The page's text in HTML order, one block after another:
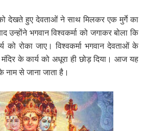
को देखते हुए देवताओं ने साथ मिलकर एक मुर्गे का
भगवान विश्वकर्मा को जगाकर बोला कि
को रोका जाए। विश्वकर्मा भगवान देवताओं के
के कार्य को अधूरा ही छोड़ दिया। आज यह
नाम से जाना जाता है।